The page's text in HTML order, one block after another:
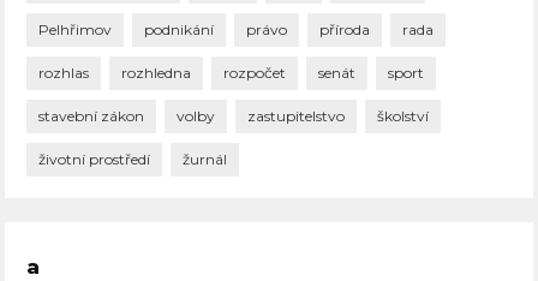
Pelhřimov podnikání právo příroda rada
rozhlas rozhledna rozpočet senát sport
stavební zákon volby zastupitelstvo školství
životní prostředí žurnál
a